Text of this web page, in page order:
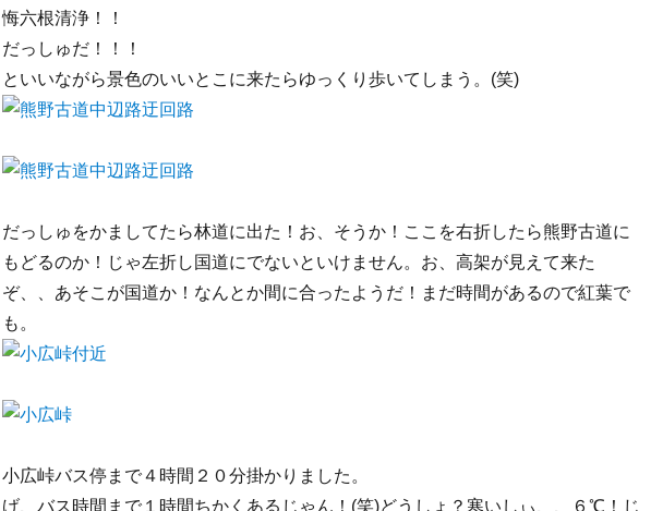
悔六根清浄！！
だっしゅだ！！！
といいながら景色のいいとこに来たらゆっくり歩いてしまう。(笑)
だっしゅをかましてたら林道に出た！お、そうか！ここを右折したら熊野古道に
もどるのか！じゃ左折し国道にでないといけません。お、高架が見えて来た
ぞ、、あそこが国道か！なんとか間に合ったようだ！まだ時間があるので紅葉で
も。
小広峠バス停まで４時間２０分掛かりました。
げ、バス時間まで１時間ちかくあるじゃん！(笑)どうしょ？寒いしぃ、、６℃！じ